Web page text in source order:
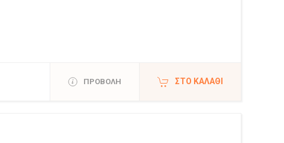
ΠΡΟΒΟΛΗ ΣΤΟ ΚΑΛΆΘΙ